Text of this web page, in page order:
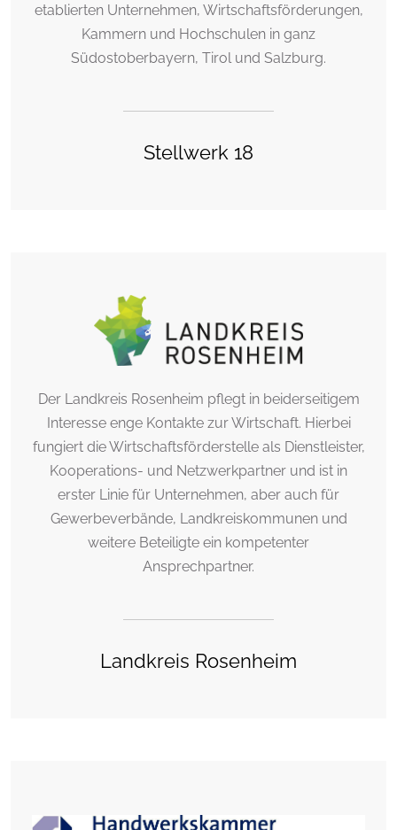
etablierten Unternehmen, Wirtschaftsförderungen,
Kammern und Hochschulen in ganz
Südostoberbayern, Tirol und Salzburg.
Stellwerk 18
Der Landkreis Rosenheim pflegt in beiderseitigem
Interesse enge Kontakte zur Wirtschaft. Hierbei
fungiert die Wirtschaftsförderstelle als Dienstleister,
Kooperations- und Netzwerkpartner und ist in
erster Linie für Unternehmen, aber auch für
Gewerbeverbände, Landkreiskommunen und
weitere Beteiligte ein kompetenter
Ansprechpartner.
Landkreis Rosenheim